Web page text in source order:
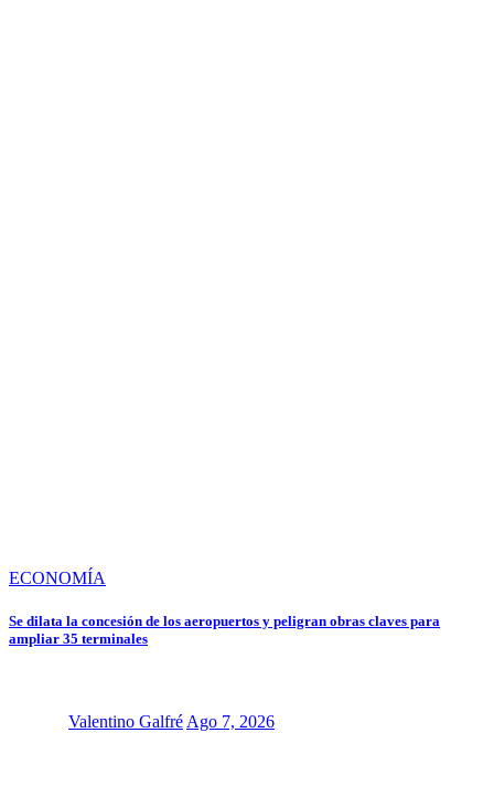
ECONOMÍA
Se dilata la concesión de los aeropuertos y peligran obras claves para
ampliar 35 terminales
Valentino Galfré Ago 7, 2026